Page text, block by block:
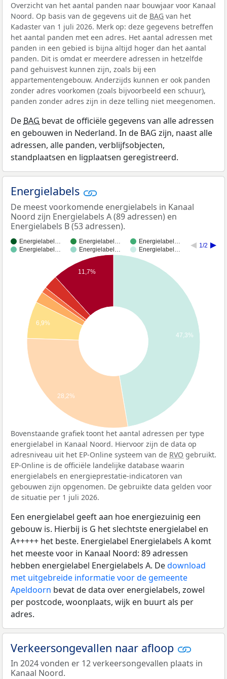
Overzicht van het aantal panden naar bouwjaar voor Kanaal
Noord. Op basis van de gegevens uit de BAG van het
Kadaster van 1 juli 2026. Merk op: deze gegevens betreffen
het aantal panden met een adres. Het aantal adressen met
panden in een gebied is bijna altijd hoger dan het aantal
panden. Dit is omdat er meerdere adressen in hetzelfde
pand gehuisvest kunnen zijn, zoals bij een
appartementengebouw. Anderzijds kunnen er ook panden
zonder adres voorkomen (zoals bijvoorbeeld een schuur),
panden zonder adres zijn in deze telling niet meegenomen.
De BAG bevat de officiële gegevens van alle adressen
en gebouwen in Nederland. In de BAG zijn, naast alle
adressen, alle panden, verblijfsobjecten,
standplaatsen en ligplaatsen geregistreerd.
Energielabels
De meest voorkomende energielabels in Kanaal
Noord zijn Energielabels A (89 adressen) en
Energielabels B (53 adressen).
Energielabel… Energielabel…
Energielabel…
Energielabel…
Energielabel… Energielabel…
1/2
47,3%
11,7%
6,9%
28,2%
Bovenstaande grafiek toont het aantal adressen per type
energielabel in Kanaal Noord. Hiervoor zijn de data op
adresniveau uit het EP-Online systeem van de RVO gebruikt.
EP-Online is de officiële landelijke database waarin
energielabels en energieprestatie-indicatoren van
gebouwen zijn opgenomen. De gebruikte data gelden voor
de situatie per 1 juli 2026.
Een energielabel geeft aan hoe energiezuinig een
gebouw is. Hierbij is G het slechtste energielabel en
A+++++ het beste. Energielabel Energielabels A komt
het meeste voor in Kanaal Noord: 89 adressen
hebben energielabel Energielabels A. Dedownload
met uitgebreide informatie voor de gemeente
Apeldoorn bevat de data over energielabels, zowel
per postcode, woonplaats, wijk en buurt als per
adres.
Verkeersongevallen naar afloop
In 2024 vonden er 12 verkeersongevallen plaats in
Kanaal Noord.